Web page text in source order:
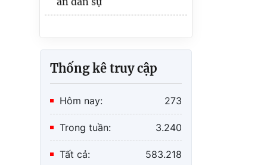
Thống kê truy cập
Hôm nay: 273
Trong tuần: 3.240
Tất cả: 583.218